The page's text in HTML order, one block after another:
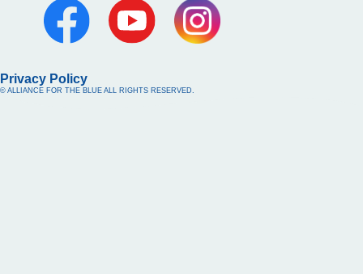
© ALLIANCE FOR THE BLUE ALL RIGHTS RESERVED.
Privacy Policy